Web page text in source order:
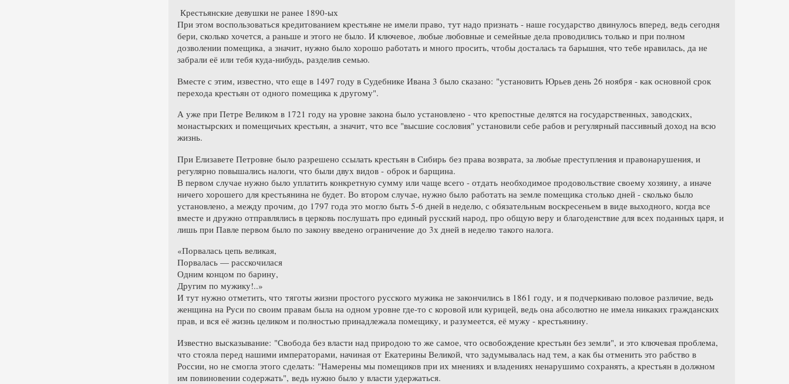
Крестьянские девушки не ранее 1890-ых
При этом воспользоваться кредитованием крестьяне не имели право, тут надо признать - наше государство двинулось вперед, ведь сегодня
бери, сколько хочется, а раньше и этого не было. И ключевое, любые любовные и семейные дела проводились только и при полном
дозволении помещика, а значит, нужно было хорошо работать и много просить, чтобы досталась та барышня, что тебе нравилась, да не
забрали её или тебя куда-нибудь, разделив семью.
Вместе с этим, известно, что еще в 1497 году в Судебнике Ивана 3 было сказано: "установить Юрьев день 26 ноября - как основной срок
перехода крестьян от одного помещика к другому".
А уже при Петре Великом в 1721 году на уровне закона было установлено - что крепостные делятся на государственных, заводских,
монастырских и помещичьих крестьян, а значит, что все "высшие сословия" установили себе рабов и регулярный пассивный доход на всю
жизнь.
При Елизавете Петровне было разрешено ссылать крестьян в Сибирь без права возврата, за любые преступления и правонарушения, и
регулярно повышались налоги, что были двух видов - оброк и барщина.
В первом случае нужно было уплатить конкретную сумму или чаще всего - отдать необходимое продовольствие своему хозяину, а иначе
ничего хорошего для крестьянина не будет. Во втором случае, нужно было работать на земле помещика столько дней - сколько было
установлено, а между прочим, до 1797 года это могло быть 5-6 дней в неделю, с обязательным воскресеньем в виде выходного, когда все
вместе и дружно отправлялись в церковь послушать про единый русский народ, про общую веру и благоденствие для всех поданных царя, и
лишь при Павле первом было по закону введено ограничение до 3х дней в неделю такого налога.
«Порвалась цепь великая,
Порвалась — расскочилася
Одним концом по барину,
Другим по мужику!..»
И тут нужно отметить, что тяготы жизни простого русского мужика не закончились в 1861 году, и я подчеркиваю половое различие, ведь
женщина на Руси по своим правам была на одном уровне где-то с коровой или курицей, ведь она абсолютно не имела никаких гражданских
прав, и вся её жизнь целиком и полностью принадлежала помещику, и разумеется, её мужу - крестьянину.
Известно высказывание: "Свобода без власти над природою то же самое, что освобождение крестьян без земли", и это ключевая проблема,
что стояла перед нашими императорами, начиная от Екатерины Великой, что задумывалась над тем, а как бы отменить это рабство в
России, но не смогла этого сделать: "Намерены мы помещиков при их мнениях и владениях ненарушимо сохранять, а крестьян в должном
им повиновении содержать", ведь нужно было у власти удержаться.